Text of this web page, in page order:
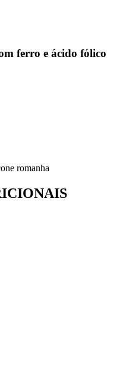
ferro e ácido fólico